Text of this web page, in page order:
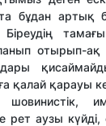
бұдан артық
Біреудің
отырып-ақ
қалай қарауы
рет аузы